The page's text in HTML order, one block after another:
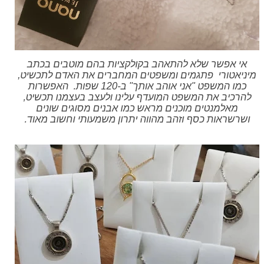
אי אפשר שלא להתאהב בקולקציות בהם מוטבים בכתב
מיניאטורי פתגמים ומשפטים המחברים את האדם לתכשיט,
כמו המשפט "אני אוהב אותך" ב-120 שפות. האפשרות
להרכיב את המשפט המועדף עלינו ולעצב בעצמנו תכשיט,
מאלמנטים מוכנים מראש כמו אבנים מסוגים שונים
ושרשראות כסף וזהב מהווה יתרון משמעותי וחשוב מאוד.